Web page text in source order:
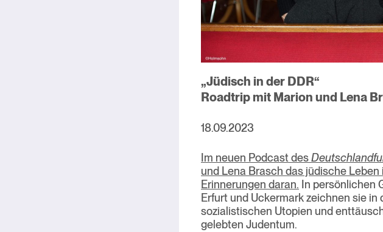
„Jüdisch in der DDR“
Roadtrip mit Marion und Lena
18.09.2023
Im neuen Podcast des
und Lena Brasch das jüdische
Erinnerungen daran. In persönlichen
Erfurt und Uckermark zeichnen sie
sozialistischen Utopien und
gelebten Judentum.